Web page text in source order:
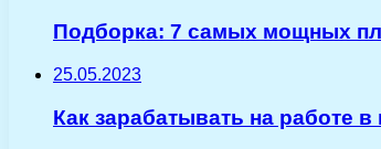
Подборка: 7 самых мощных
25.05.2023
Как зарабатывать на работе